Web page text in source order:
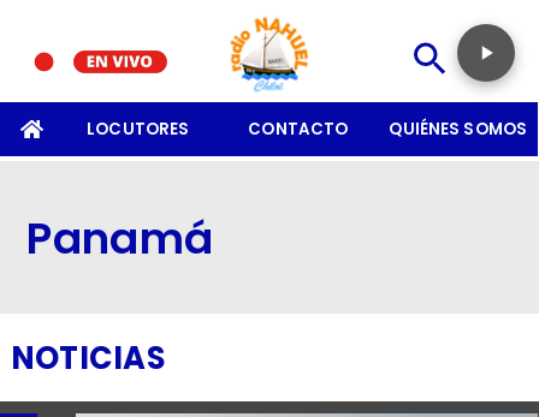
LOCUTORES CONTACTO QUIÉNES SOMOS
Panamá
NOTICIAS